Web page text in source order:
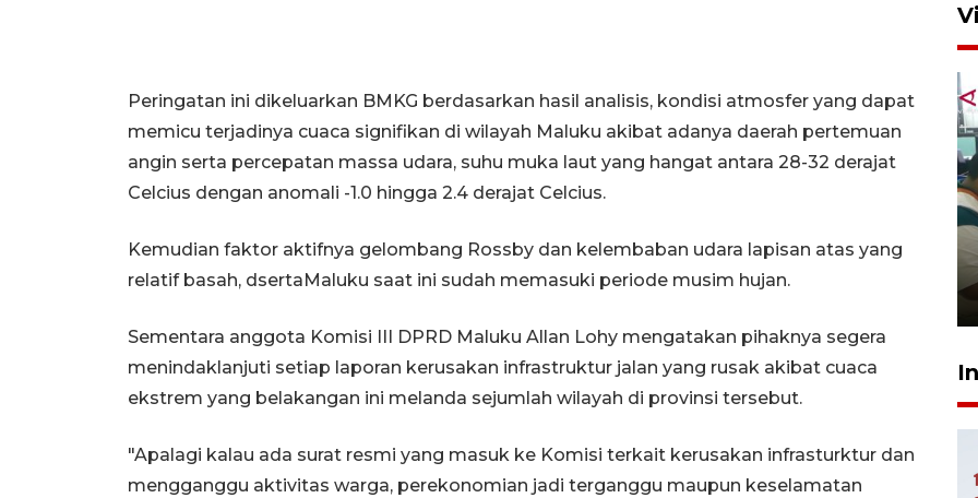
Peringatan ini dikeluarkan BMKG berdasarkan hasil analisis, kondisi atmosfer yang dapat
memicu terjadinya cuaca signifikan di wilayah Maluku akibat adanya daerah pertemuan
angin serta percepatan massa udara, suhu muka laut yang hangat antara 28-32 derajat
Celcius dengan anomali -1.0 hingga 2.4 derajat Celcius.
Kemudian faktor aktifnya gelombang Rossby dan kelembaban udara lapisan atas yang
relatif basah, dsertaMaluku saat ini sudah memasuki periode musim hujan.
Sementara anggota Komisi III DPRD Maluku Allan Lohy mengatakan pihaknya segera
menindaklanjuti setiap laporan kerusakan infrastruktur jalan yang rusak akibat cuaca
ekstrem yang belakangan ini melanda sejumlah wilayah di provinsi tersebut.
"Apalagi kalau ada surat resmi yang masuk ke Komisi terkait kerusakan infrasturktur dan
mengganggu aktivitas warga, perekonomian jadi terganggu maupun keselamatan
ruang pada anak di lembaga
pembinaan